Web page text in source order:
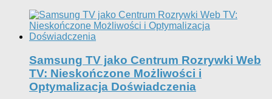
Samsung TV jako Centrum Rozrywki Web
TV: Nieskończone Możliwości i
Optymalizacja Doświadczenia